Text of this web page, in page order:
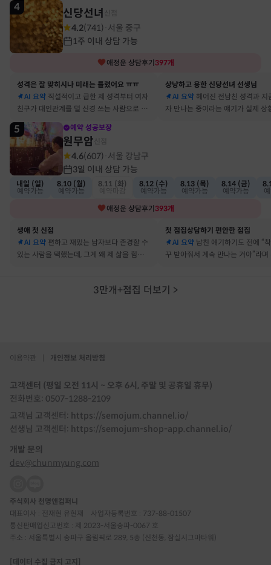
4 신당선녀
4.2(741) 서울 중구
1주 이내 상담 가능
애정운 상담후기 397개
성격은 잘 맞히시나 미래는 틀렸어요 ㅠㅠ
AI 요약 직설적이고 급한 제 성격부터 여자
친구가 대인관계를 덜 신경 쓰는 사람으로 바
뀔 거란 말까지 그대로 현실이 됐어요
상냥하고 용한 신당선녀 선생님
AI 요약 헤어진 전남친 성격과 지
자 만나는 중이라는 얘기가 실제 상
5 예약 성공보장
원무암
4.6(607) 서울 강남구
3일 이내 상담 가능
내일 (일)
예약가능
8.10 (월)
예약가능
8.11 (화)
8.12 (수)
예약가능
8.13 (목)
예약가능
8.14 (금)
예약가능
애정운 상담후기 393개
생애 첫 신점
AI 요약 편하고 재밌는 남자보다 존경할 수
있는 사람을 택했는데, 그게 왜 제 삶을 힘들게
첫 점집상담하기 편안한 점집
AI 요약 남친 얘기하기도 전에 “
꾸 받아줘서 계속 만나는 거야”라며
3만개+점집 더보기 >
이용약관 개인정보 처리방침
고객센터 (평일 오전 11시 ~ 오후 6시, 주말 및 공휴일 휴무)
전화번호: 0507-1288-2109
고객님 고객센터: https://semojum.channel.io/
선생님 고객센터: https://semojum-shop-app.channel.io/
개발 문의
dev@chunmyung.com
주식회사 천명앤컴퍼니
대표이사 : 전재현 유현재 사업자등록번호 : 737-88-01507
통신판매업신고번호 : 제 2023-서울송파-0067 호
주소 : 서울특별시 송파구 올림픽로 289, 5층 (신천동, 잠실시그마타워)
[데이터 수집 금지 고지]